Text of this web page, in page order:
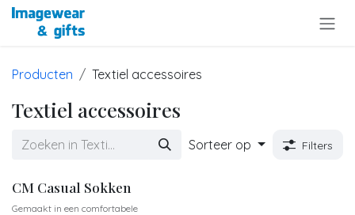
Overslaan naar inhoud
Producten Textiel accessoires
Textiel accessoires
Sorteer op Filters
CM Casual Sokken
Gemaakt in een comfortabele